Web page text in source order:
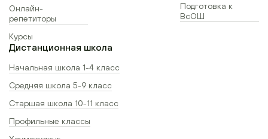
Онлайн-
репетиторы
Курсы
Подготовка к
ВсОШ
Дистанционная школа
Начальная школа 1-4 класс
Средняя школа 5-9 класс
Старшая школа 10-11 класс
Профильные классы